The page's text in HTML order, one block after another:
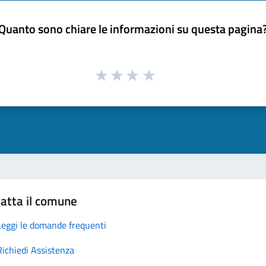
sono chiare le informazioni su questa
il comune
le domande frequenti
Assistenza